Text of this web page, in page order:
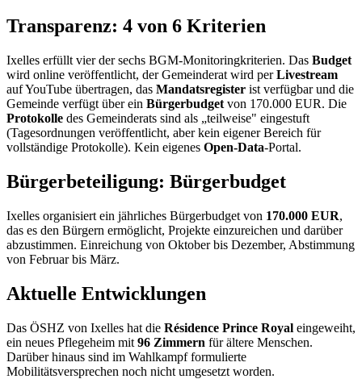
Transparenz: 4 von 6 Kriterien
Ixelles erfüllt vier der sechs BGM-Monitoringkriterien. Das Budget
wird online veröffentlicht, der Gemeinderat wird perLivestream
auf YouTube übertragen, das Mandatsregister ist verfügbar und die
Gemeinde verfügt über ein Bürgerbudget von 170.000 EUR. Die
Protokolle des Gemeinderats sind als „teilweise" eingestuft
(Tagesordnungen veröffentlicht, aber kein eigener Bereich für
vollständige Protokolle). Kein eigenes Open-Data-Portal.
Bürgerbeteiligung: Bürgerbudget
Ixelles organisiert ein jährliches Bürgerbudget von 170.000 EUR,
das es den Bürgern ermöglicht, Projekte einzureichen und darüber
abzustimmen. Einreichung von Oktober bis Dezember, Abstimmung
von Februar bis März.
Aktuelle Entwicklungen
Das ÖSHZ von Ixelles hat die Résidence Prince Royal eingeweiht,
ein neues Pflegeheim mit 96 Zimmern für ältere Menschen.
Darüber hinaus sind im Wahlkampf formulierte
Mobilitätsversprechen noch nicht umgesetzt worden.